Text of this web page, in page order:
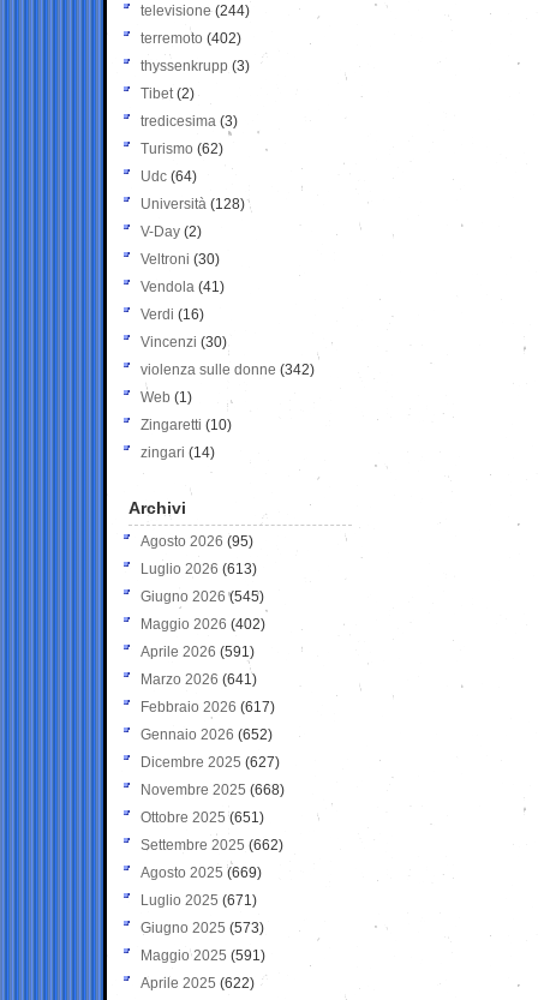
televisione(244)
terremoto (402)
thyssenkrupp (3)
Tibet(2)
tredicesima (3)
Turismo (62)
Udc (64)
Università (128)
V-Day (2)
Veltroni (30)
Vendola (41)
Verdi (16)
Vincenzi (30)
violenza sulle donne (342)
Web (1)
Zingaretti (10)
zingari (14)
Archivi
Agosto 2026 (95)
Luglio 2026 (613)
Giugno 2026 (545)
Maggio 2026 (402)
Aprile 2026 (591)
Marzo 2026 (641)
Febbraio 2026 (617)
Gennaio 2026 (652)
Dicembre 2025 (627)
Novembre 2025 (668)
Ottobre 2025 (651)
Settembre 2025 (662)
Agosto 2025 (669)
Luglio 2025 (671)
Giugno 2025 (573)
Maggio 2025 (591)
Aprile 2025 (622)